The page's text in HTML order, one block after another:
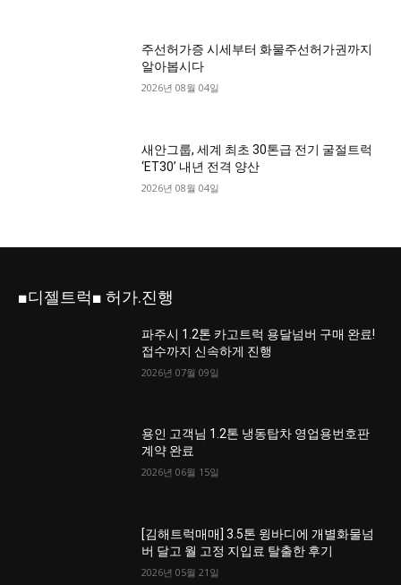
주선허가증 시세부터 화물주선허가권까지
알아봅시다
2026년 08월 04일
새안그룹, 세계 최초 30톤급 전기 굴절트럭
‘ET30’ 내년 전격 양산
2026년 08월 04일
■디젤트럭■ 허가.진행
파주시 1.2톤 카고트럭 용달넘버 구매 완료!
접수까지 신속하게 진행
2026년 07월 09일
용인 고객님 1.2톤 냉동탑차 영업용번호판
계약 완료
2026년 06월 15일
[김해트럭매매] 3.5톤 윙바디에 개별화물넘
버 달고 월 고정 지입료 탈출한 후기
2026년 05월 21일